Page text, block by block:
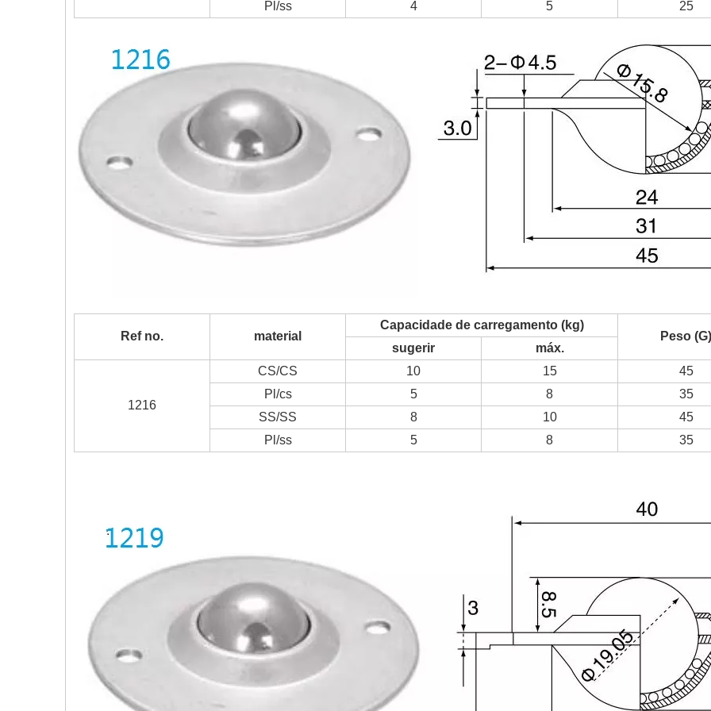
Pl/ss 4 5 25
Ref no. material
Capacidade de carregamento (kg)
Peso (G)
sugerir
máx.
1216
CS/CS 10 15
45
Pl/cs
5 8
35
SS/SS
8 10
45
Pl/ss
5 8 35